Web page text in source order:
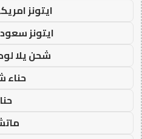
ايتونز
ايتونز
شحن يلا
حناء
حنا